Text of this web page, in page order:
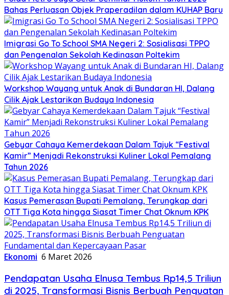
Bahas Perluasan Objek Praperadilan dalam KUHAP Baru
Imigrasi Go To School SMA Negeri 2: Sosialisasi TPPO
dan Pengenalan Sekolah Kedinasan Poltekim
Workshop Wayang untuk Anak di Bundaran HI, Dalang
Cilik Ajak Lestarikan Budaya Indonesia
Gebyar Cahaya Kemerdekaan Dalam Tajuk “Festival
Kamir” Menjadi Rekonstruksi Kuliner Lokal Pemalang
Tahun 2026
Kasus Pemerasan Bupati Pemalang, Terungkap dari
OTT Tiga Kota hingga Siasat Timer Chat Oknum KPK
Ekonomi 6 Maret 2026
Pendapatan Usaha Elnusa Tembus Rp14,5 Triliun
di 2025, Transformasi Bisnis Berbuah Penguatan